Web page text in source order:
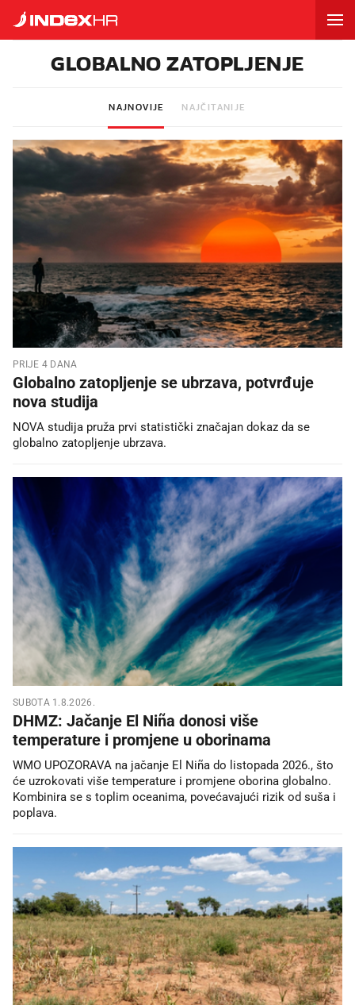
GLOBALNO ZATOPLJENJE
NAJNOVIJE NAJČITANIJE
PRIJE 4 DANA
Globalno zatopljenje se ubrzava, potvrđuje
nova studija
NOVA studija pruža prvi statistički značajan dokaz da se
globalno zatopljenje ubrzava.
SUBOTA 1.8.2026.
DHMZ: Jačanje El Niña donosi više
temperature i promjene u oborinama
WMO UPOZORAVA na jačanje El Niña do listopada 2026., što
će uzrokovati više temperature i promjene oborina globalno.
Kombinira se s toplim oceanima, povećavajući rizik od suša i
poplava.